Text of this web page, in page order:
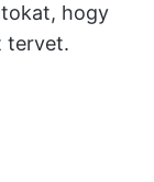
hogy
tervet.